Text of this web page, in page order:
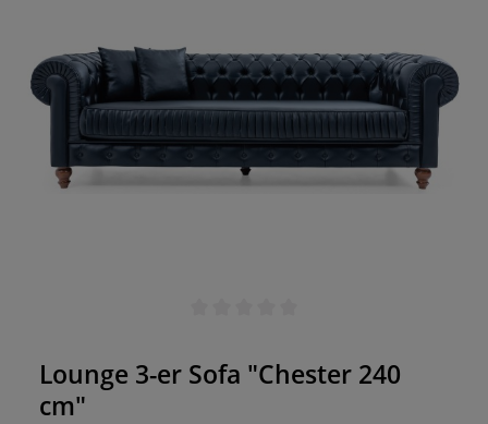
Lounge 3-er Sofa "Chester 240
cm"